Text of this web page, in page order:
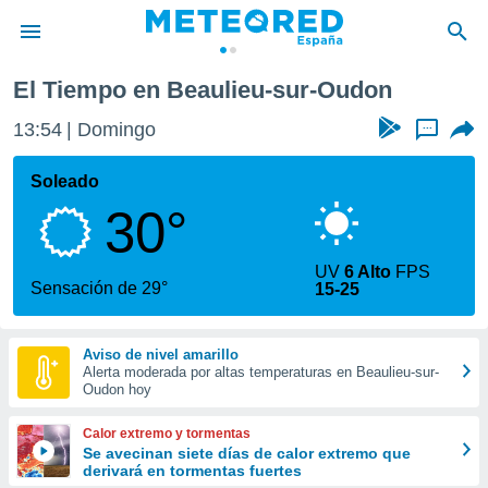
de
por
que se
calidad.
a este
las
y
forma
digital
basada
El Tiempo en Beaulieu-sur-Oudon
13:54 Domingo ...
Soleado
30°
Sensación de 29°
UV6 Alto FPS
15-25
Aviso de nivel amarillo
Alerta moderada por altas temperaturas en Beaulieu-sur-
Oudon hoy
Calor extremo y tormentas
Se avecinan siete días de calor extremo que
derivará en tormentas fuertes